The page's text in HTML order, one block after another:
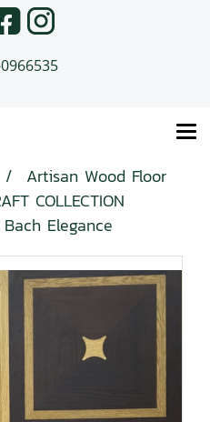
Artisan Wood Floor
COLLECTION
Elegance